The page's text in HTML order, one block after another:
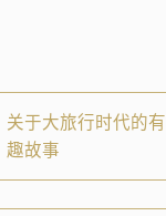
关于大旅行时代的有
趣故事